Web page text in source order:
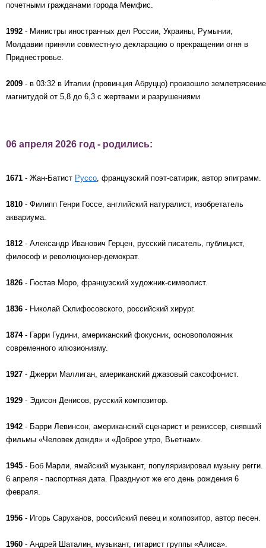
почетными гражданами города Мемфис.
1992 - Министры иностранных дел России, Украины, Румынии,
Молдавии приняли совместную декларацию о прекращении огня в
Приднестровье.
2009 - в 03:32 в Италии (провинция Абруццо) произошло землетрясение
магнитудой от 5,8 до 6,3 с жертвами и разрушениями
06 апреля 2026 год - родились:
1671 - Жан-Батист Руссо , французский поэт-сатирик, автор эпиграмм.
1810 - Филипп Генри Госсе, английский натуралист, изобретатель
аквариума.
1812 - Александр Иванович Герцен, русский писатель, публицист,
философ и революционер-демократ.
1826 - Гюстав Моро, французский художник-символист.
1836 - Николай Склифосовского, российский хирург.
1874- Гарри Гудини, американский фокусник, основоположник
современного илюзионизму.
1927 - Джерри Маллиган, американский джазовый саксофонист.
1929 - Эдисон Денисов, русский композитор.
1942 - Барри Левинсон, американский сценарист и режиссер, снявший
фильмы «Человек дождя» и «Доброе утро, Вьетнам».
1945 - Боб Марли, ямайский музыкант, популяризировал музыку регги.
6 апреля - паспортная дата. Празднуют же его день рождения 6
февраля.
1956 - Игорь Саруханов, российский певец и композитор, автор песен.
1960 - Андрей Шаталин, музыкант, гитарист группы «Алиса».